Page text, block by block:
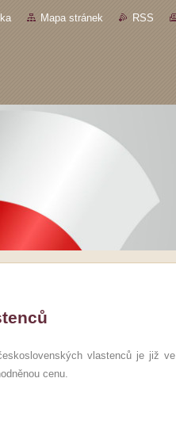
Mapa stránek RSS
vlastenců je již ve
cenu.